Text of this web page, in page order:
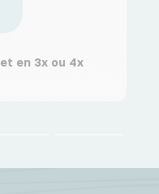
en 3x ou 4x